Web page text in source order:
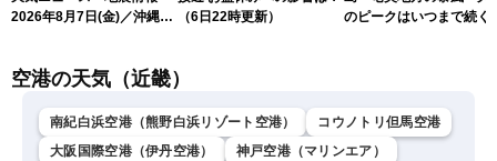
2026年8月7日(金)／沖縄・
スLiVEモーニング・松本真
（6日22時更新）
のピークはいつまで続く
空港の天気（近畿）
南紀白浜空港（熊野白浜リゾート空港）
コウノトリ但馬空港
大阪国際空港（伊丹空港）
神戸空港（マリンエア）